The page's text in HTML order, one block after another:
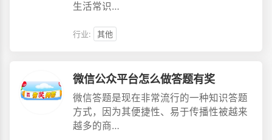
生活常识…
行业: 其他
微信公众平台怎么做答题有奖
微信答题是现在非常流行的一种知识答题
方式，因为其便捷性、易于传播性被越来
越多的商…